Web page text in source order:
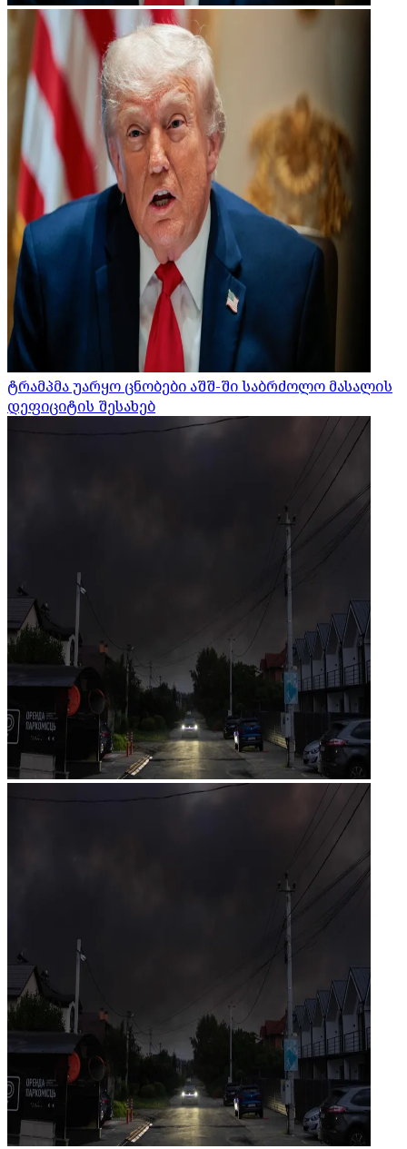
ტრამპმა უარყო ცნობები აშშ-ში საბრძოლო მასალის
დეფიციტის შესახებ